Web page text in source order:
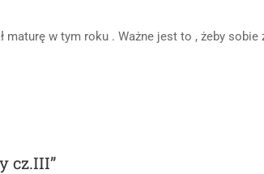
maturę w tym roku . Ważne jest to , żeby
cz.III”